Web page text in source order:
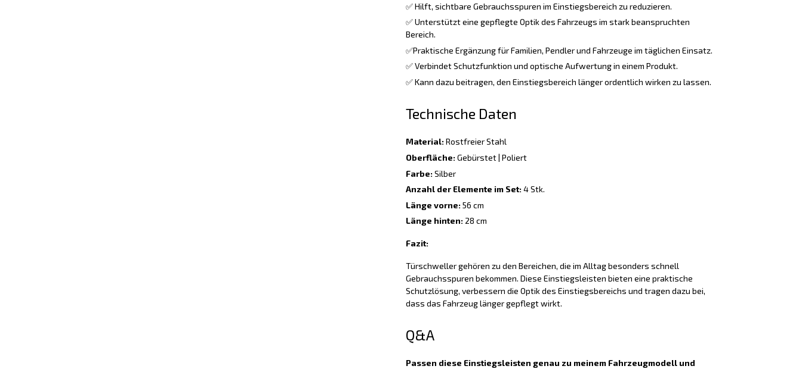
✅ Hilft, sichtbare Gebrauchsspuren im Einstiegsbereich zu reduzieren.
✅ Unterstützt eine gepflegte Optik des Fahrzeugs im stark beanspruchten
Bereich.
✅Praktische Ergänzung für Familien, Pendler und Fahrzeuge im täglichen Einsatz.
✅ Verbindet Schutzfunktion und optische Aufwertung in einem Produkt.
✅ Kann dazu beitragen, den Einstiegsbereich länger ordentlich wirken zu lassen.
Technische Daten
Material:Rostfreier Stahl
Oberfläche:Gebürstet | Poliert
Farbe:Silber
Anzahl der Elemente im Set:4 Stk.
Länge vorne:56 cm
Länge hinten:28 cm
Fazit:
Türschweller gehören zu den Bereichen, die im Alltag besonders schnell
Gebrauchsspuren bekommen. Diese Einstiegsleisten bieten eine praktische
Schutzlösung, verbessern die Optik des Einstiegsbereichs und tragen dazu bei,
dass das Fahrzeug länger gepflegt wirkt.
Q&A
Passen diese Einstiegsleisten genau zu meinem Fahrzeugmodell und